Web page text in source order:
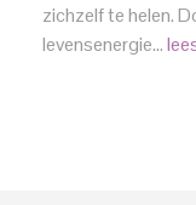
zichzelf te helen.
levensenergie…